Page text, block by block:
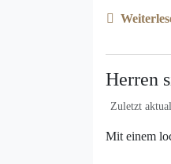
Herren
Zuletzt
Mit einem